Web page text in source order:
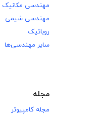
مهندسی مکانیک
مهندسی شیمی
روباتیک
سایر مهندسی‌ها
مجله
مجله کامپیوتر